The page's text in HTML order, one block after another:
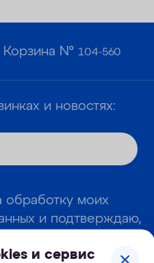
и сервис
Корзина №104-560
и новостях:
обработку моих
и подтверждаю,
персональных